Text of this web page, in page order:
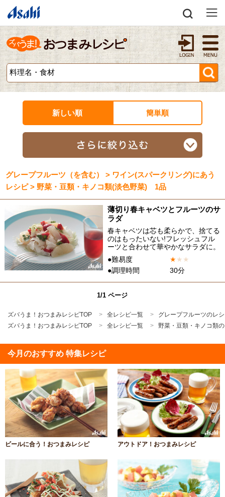
新しい順 簡単順
グレープフルーツ（を含む） > ワイン(スパークリング)にあう
レシピ > 野菜・豆類・キノコ類(淡色野菜) 1品
薄切り春キャベツとフルーツのサ
ラダ
春キャベツは芯も柔らかで、捨てる
のはもったいない!フレッシュフル
ーツと合わせて華やかなサラダに。
●難易度
★★ ★
●調理時間
30分
1/1 ページ
ズバうま！おつまみレシピTOP 全レシピ一覧
グレープフルーツのレ
ズバうま！おつまみレシピTOP
全レシピ一覧 野菜・豆類・キノコ類
今月のおすすめ 特集レシピ
ビールに合う！おつまみレシピ アウトドア！おつまみレシピ